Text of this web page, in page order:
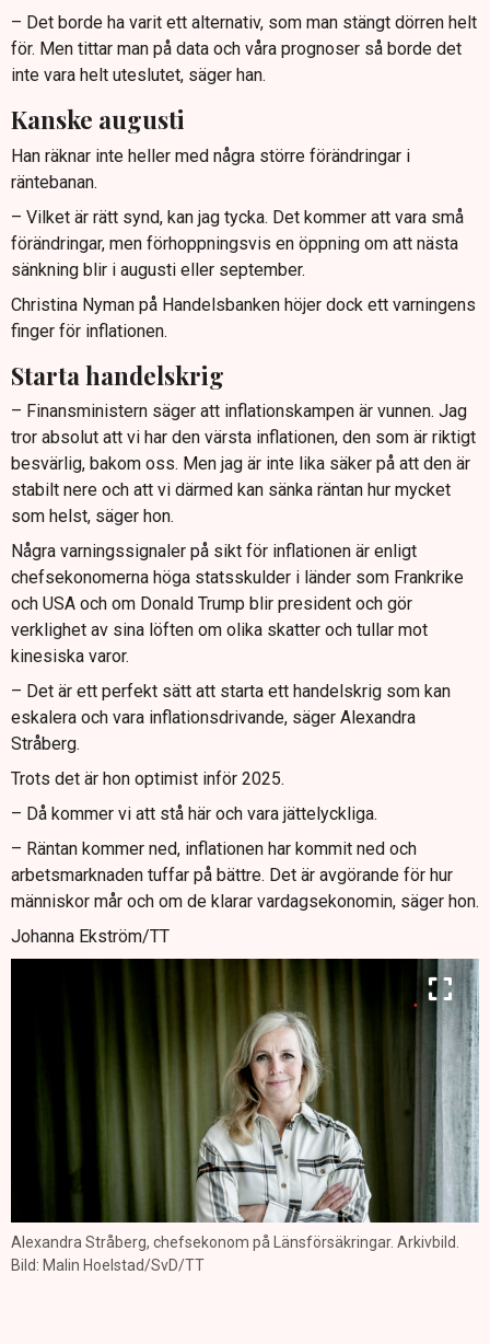
– Det borde ha varit ett alternativ, som man stängt dörren helt
för. Men tittar man på data och våra prognoser så borde det
inte vara helt uteslutet, säger han.
Kanske augusti
Han räknar inte heller med några större förändringar i
räntebanan.
– Vilket är rätt synd, kan jag tycka. Det kommer att vara små
förändringar, men förhoppningsvis en öppning om att nästa
sänkning blir i augusti eller september.
Christina Nyman på Handelsbanken höjer dock ett varningens
finger för inflationen.
Starta handelskrig
– Finansministern säger att inflationskampen är vunnen. Jag
tror absolut att vi har den värsta inflationen, den som är riktigt
besvärlig, bakom oss. Men jag är inte lika säker på att den är
stabilt nere och att vi därmed kan sänka räntan hur mycket
som helst, säger hon.
Några varningssignaler på sikt för inflationen är enligt
chefsekonomerna höga statsskulder i länder som Frankrike
och USA och om Donald Trump blir president och gör
verklighet av sina löften om olika skatter och tullar mot
kinesiska varor.
– Det är ett perfekt sätt att starta ett handelskrig som kan
eskalera och vara inflationsdrivande, säger Alexandra
Stråberg.
Trots det är hon optimist inför 2025.
– Då kommer vi att stå här och vara jättelyckliga.
– Räntan kommer ned, inflationen har kommit ned och
arbetsmarknaden tuffar på bättre. Det är avgörande för hur
människor mår och om de klarar vardagsekonomin, säger hon.
Johanna Ekström/TT
Alexandra Stråberg, chefsekonom på Länsförsäkringar. Arkivbild.
Bild: Malin Hoelstad/SvD/TT